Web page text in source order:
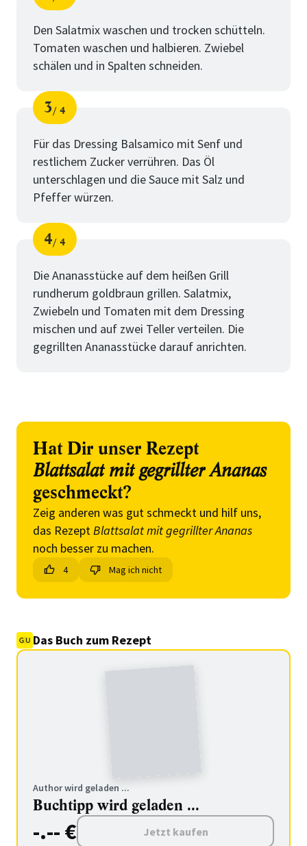
Schritt
von
Den Salatmix waschen und trocken schütteln.
Tomaten waschen und halbieren. Zwiebel
schälen und in Spalten schneiden.
Schritt
3
von
4
Für das Dressing Balsamico mit Senf und
restlichem Zucker verrühren. Das Öl
unterschlagen und die Sauce mit Salz und
Pfeffer würzen.
Schritt
4
von
4
Die Ananasstücke auf dem heißen Grill
rundherum goldbraun grillen. Salatmix,
Zwiebeln und Tomaten mit dem Dressing
mischen und auf zwei Teller verteilen. Die
gegrillten Ananasstücke darauf anrichten.
Hat Dir unser Rezept
Blattsalat mit gegrillter Ananas
geschmeckt?
Zeig anderen was gut schmeckt und hilf uns,
das RezeptBlattsalat mit gegrillter Ananas
noch besser zu machen.
4 Mag ich nicht
Das Buch zum Rezept
Author wird geladen ...
Buchtipp wird geladen ...
-.-- € Jetzt kaufen